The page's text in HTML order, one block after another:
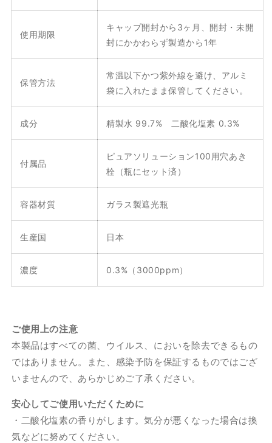
使用期限
キャップ開封から3ヶ月、開封・未開
封にかかわらず製造から1年
保管方法
常温以下かつ紫外線を避け、アルミ
袋に入れたまま保管してください。
成分 精製水 99.7% 二酸化塩素 0.3%
付属品
ピュアソリューション100用穴あき
栓（瓶にセット済）
容器材質 ガラス製遮光瓶
生産国 日本
濃度 0.3%（3000ppm）
ご使用上の注意
本製品はすべての菌、ウイルス、においを除去できるもの
ではありません。また、感染予防を保証するものではござ
いませんので、あらかじめご了承ください。
安心してご使用いただくために
・二酸化塩素の香りがします。気分が悪くなった場合は換
気などに努めてください。